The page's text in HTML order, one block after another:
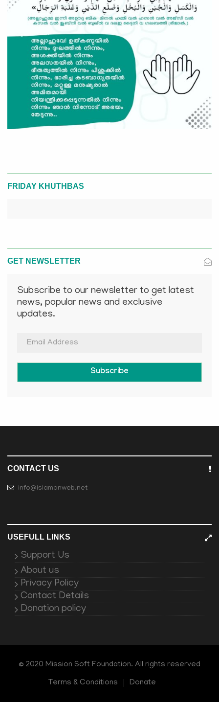
FRIDAY KHUTHBAS
GET NEWSLETTER
Subscribe to our newsletter to get latest
news, popular news and exclusive
updates.
Subscribe
CONTACT US
info@islamonweb.net
USEFULL LINKS
Support Us
About us
Privacy Policy
Contact Details
Donation policy
© 2020 Mission Soft Foundation. All rights reserved
Terms & Conditions Donate